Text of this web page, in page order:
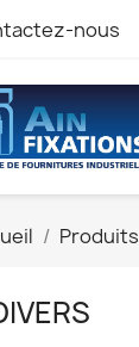
nous
Produits